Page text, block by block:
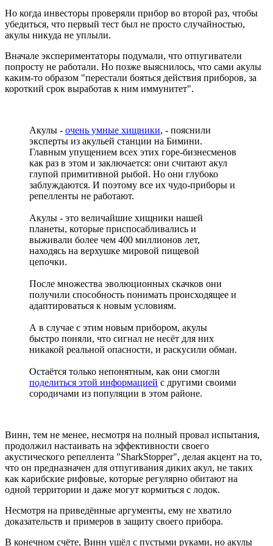
Но когда инвесторы проверяли прибор во второй раз, чтобы
убедиться, что первый тест был не просто случайностью,
акулы никуда не уплыли.
Вначале экспериментаторы подумали, что отпугиватели
попросту не работали. Но позже выяснилось, что сами акулы
каким-то образом "перестали бояться действия приборов, за
короткий срок выработав к ним иммунитет".
Акулы - очень умные хищники, - пояснили
эксперты из акульей станции на Бимини.
Главным упущением всех этих горе-бизнесменов
как раз в этом и заключается: они считают акул
глупой примитивной рыбой. Но они глубоко
заблуждаются. И поэтому все их чудо-приборы и
репелленты не работают.
Акулы - это величайшие хищники нашей
планеты, которые приспосабливались и
выживали более чем 400 миллионов лет,
находясь на верхушке мировой пищевой
цепочки.
После множества эволюционных скачков они
получили способность понимать происходящее и
адаптироваться к новым условиям.
А в случае с этим новым прибором, акулы
быстро поняли, что сигнал не несёт для них
никакой реальной опасности, и раскусили обман.
Остаётся только непонятным, как они смогли
поделиться этой информацией с другими своими
сородичами из популяции в этом районе.
Винн, тем не менее, несмотря на полный провал испытания,
продолжил настаивать на эффективности своего
акустического репеллента "SharkStopper", делая акцент на то,
что он предназначен для отпугивания диких акул, не таких
как карибские рифовые, которые регулярно обитают на
одной территории и даже могут кормиться с лодок.
Несмотря на приведённые аргументы, ему не хватило
доказательств и примеров в защиту своего прибора.
В конечном счёте, Винн ушёл с пустыми руками, но акулы